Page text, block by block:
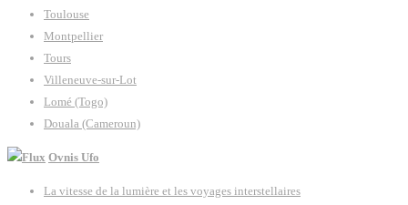
Toulouse
Montpellier
Tours
Villeneuve-sur-Lot
Lomé (Togo)
Douala (Cameroun)
Ovnis Ufo
La vitesse de la lumière et les voyages interstellaires